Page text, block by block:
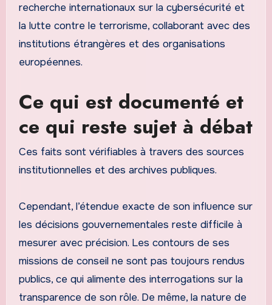
recherche internationaux sur la cybersécurité et
la lutte contre le terrorisme, collaborant avec des
institutions étrangères et des organisations
européennes.
Ce qui est documenté et
ce qui reste sujet à débat
Ces faits sont vérifiables à travers des sources
institutionnelles et des archives publiques.
Cependant, l’étendue exacte de son influence sur
les décisions gouvernementales reste difficile à
mesurer avec précision. Les contours de ses
missions de conseil ne sont pas toujours rendus
publics, ce qui alimente des interrogations sur la
transparence de son rôle. De même, la nature de